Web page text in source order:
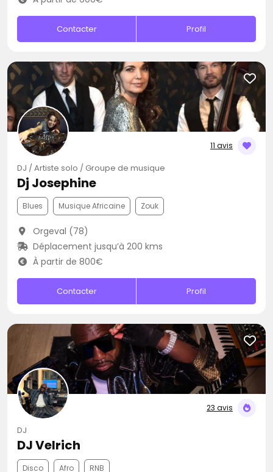
Contacter Profil
11 avis
DJ / Artiste solo / Groupe de musique
Dj Josephine
Blues Musique Africaine Zouk
Orgeval (78)
Déplacement jusqu’à 200 kms
À partir de 800€
Contacter Profil
23 avis
DJ
DJ Velrich
Disco Afro RNB